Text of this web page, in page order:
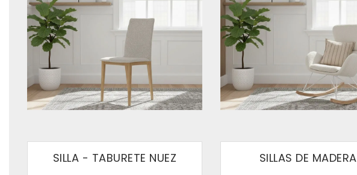
SILLA - TABURETE NUEZ SILLAS DE MADERA